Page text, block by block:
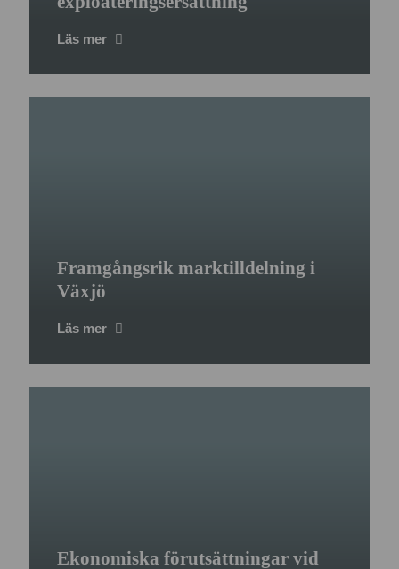
Läs mer
Framgångsrik marktilldelning i
Växjö
Läs mer
Ekonomiska förutsättningar vid